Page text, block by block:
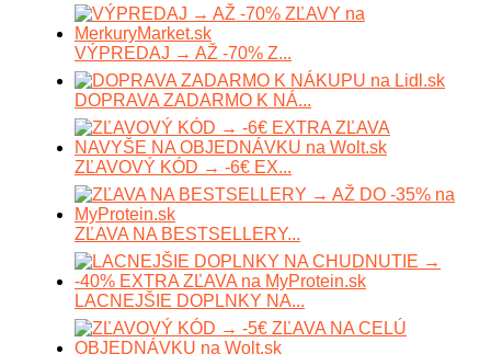
VÝPREDAJ → AŽ -70% Z...
DOPRAVA ZADARMO K NÁ...
ZĽAVOVÝ KÓD → -6€ EX...
ZĽAVA NA BESTSELLERY...
LACNEJŠIE DOPLNKY NA...